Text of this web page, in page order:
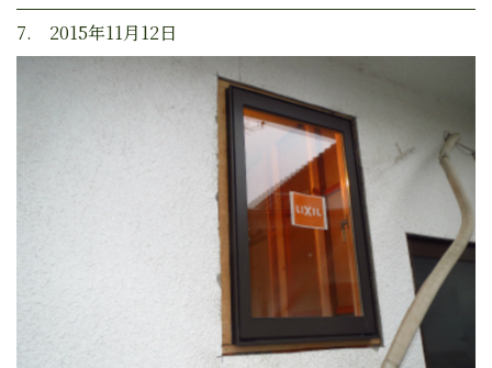
7. 2015年11月12日